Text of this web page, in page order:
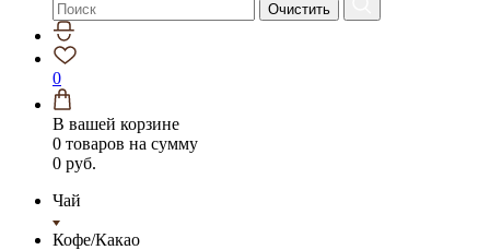
Очистить
0
В вашей корзине
0 товаров на сумму
0 руб.
Чай
Кофе/Какао